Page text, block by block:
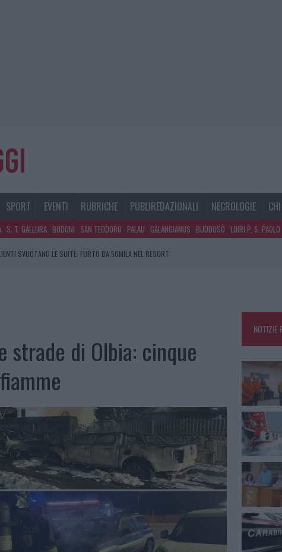
SPORT EVENTI RUBRICHE PUBLIREDAZIONALI NECROLOGIE
S. T. GALLURA BUDONI SAN TEODORO PALAU CALANGIANUS BUDDUSÒ LOIRI P. S. PAOLO
SVUOTANO LE SUITE: FURTO DA 50MILA NEL RESORT
di Olbia: cinque
NOTIZIE